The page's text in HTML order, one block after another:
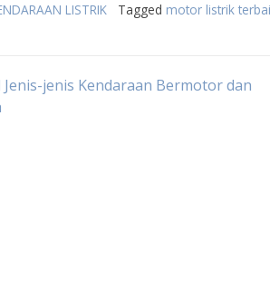
LISTRIK Tagged motor listrik
jenis Kendaraan Bermotor dan